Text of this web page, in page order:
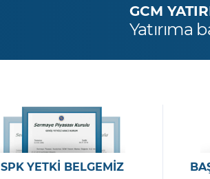
GCM
Yatırıma
SPK YETKİ BELGEMİZ